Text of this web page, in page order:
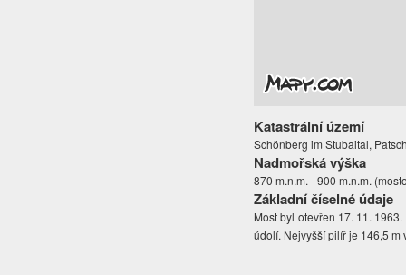
Katastrální území
Schönberg im Stubaital,
Nadmořská výška
870 m.n.m. - 900 m.n.m.
Základní číselné údaje
Most byl otevřen 17. 11.
údolí. Nejvyšší pilíř je 146,5 m